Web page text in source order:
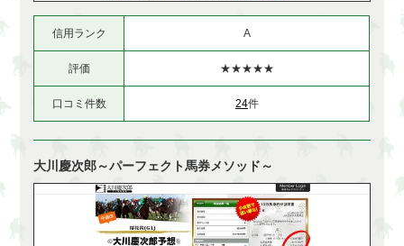
信用ランク A
評価 ★★★★★
口コミ件数 24件
大川慶次郎～パーフェクト馬券メソッド～